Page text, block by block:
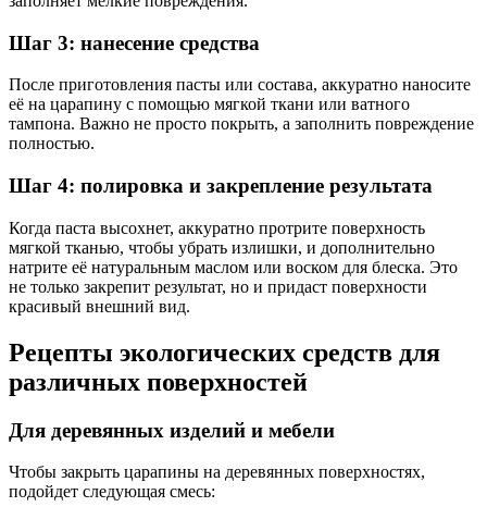
Шаг 3: нанесение средства
После приготовления пасты или состава, аккуратно наносите
её на царапину с помощью мягкой ткани или ватного
тампона. Важно не просто покрыть, а заполнить повреждение
полностью.
Шаг 4: полировка и закрепление результата
Когда паста высохнет, аккуратно протрите поверхность
мягкой тканью, чтобы убрать излишки, и дополнительно
натрите её натуральным маслом или воском для блеска. Это
не только закрепит результат, но и придаст поверхности
красивый внешний вид.
Рецепты экологических средств для
различных поверхностей
Для деревянных изделий и мебели
Чтобы закрыть царапины на деревянных поверхностях,
подойдет следующая смесь: